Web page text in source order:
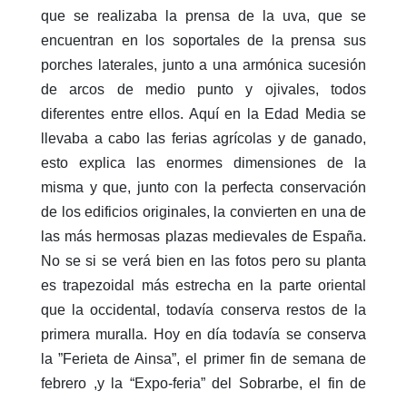
que se realizaba la prensa de la uva, que se
encuentran en los soportales de la prensa sus
porches laterales, junto a una armónica sucesión
de arcos de medio punto y ojivales, todos
diferentes entre ellos. Aquí en la Edad Media se
llevaba a cabo las ferias agrícolas y de ganado,
esto explica las enormes dimensiones de la
misma y que, junto con la perfecta conservación
de los edificios originales, la convierten en una de
las más hermosas plazas medievales de España.
No se si se verá bien en las fotos pero su planta
es trapezoidal más estrecha en la parte oriental
que la occidental, todavía conserva restos de la
primera muralla. Hoy en día todavía se conserva
la ”Ferieta de Ainsa”, el primer fin de semana de
febrero ,y la “Expo-feria” del Sobrarbe, el fin de